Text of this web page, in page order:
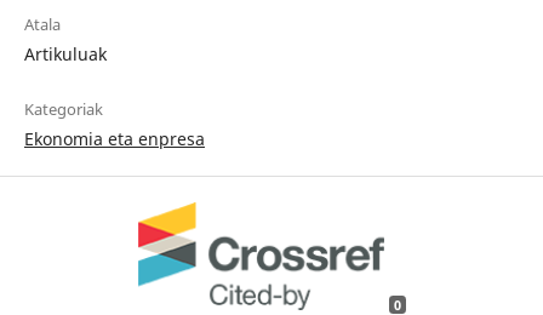
Atala
Artikuluak
Kategoriak
Ekonomia eta enpresa
0